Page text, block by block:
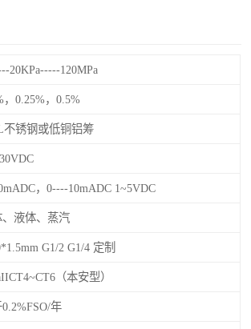
20KPa-----120MPa
，0.25%，0.5%
不锈钢或低铜铝筹
，0----10mADC 1~5VDC
、液体、蒸汽
G1/2 G1/4 定制
（本安型）
年